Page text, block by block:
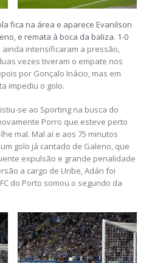
fica na área e aparece Evanilson
e remata à boca da baliza. 1-0
intensificaram a pressão,
vezes tiveram o empate nos
por Gonçalo Inácio, mas em
impediu o golo.
se ao Sporting na busca do
Porro que esteve perto
mal. Mal aí e aos 75 minutos
golo já cantado de Galeno, que
expulsão e grande penalidade
a cargo de Uribe, Adán foi
do Porto somou o segundo da